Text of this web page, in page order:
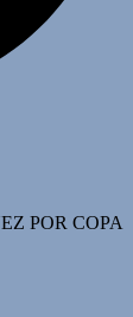
POR COPA